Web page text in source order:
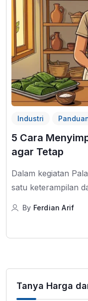
Industri
5 Cara
agar Tetap
Dalam kegiatan
satu keterampilan
By Ferdian Arif
Tanya Harga